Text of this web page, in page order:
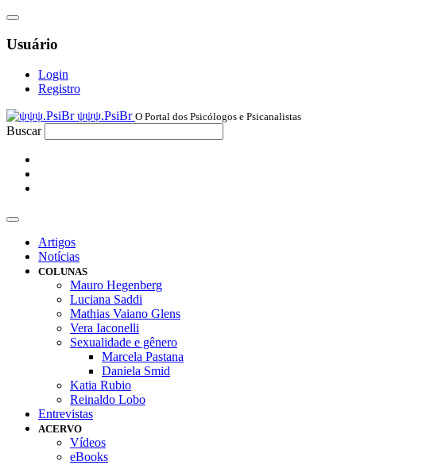
Usuário
Login
Registro
ψψψ.PsiBr O Portal dos Psicólogos e Psicanalistas
Buscar
Artigos
Notícias
COLUNAS
Mauro Hegenberg
Luciana Saddi
Mathias Vaiano Glens
Vera Iaconelli
Sexualidade e gênero
Marcela Pastana
Daniela Smid
Katia Rubio
Reinaldo Lobo
Entrevistas
ACERVO
Vídeos
eBooks